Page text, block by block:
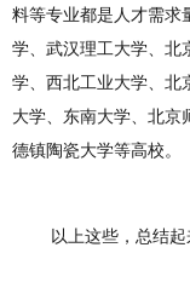
料等专业都是人才需求
学、武汉理工大学、北
学、西北工业大学、北
大学、东南大学、北
德镇陶瓷大学等高校。
以上这些，总结